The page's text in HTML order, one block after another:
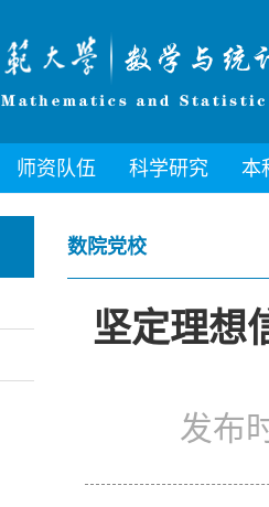
师资队伍 科学研究 本
数院党校
坚定理想
发布